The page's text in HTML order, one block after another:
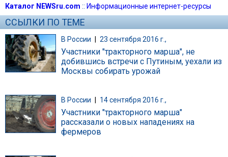
Каталог NEWSru.com :: Информационные интернет-ресурсы
ССЫЛКИ ПО ТЕМЕ
В России | 23 сентября 2016 г.,
Участники "тракторного марша", не
добившись встречи с Путиным, уехали из
Москвы собирать урожай
В России 14 сентября 2016 г.,
Участники "тракторного марша"
рассказали о новых нападениях на
фермеров